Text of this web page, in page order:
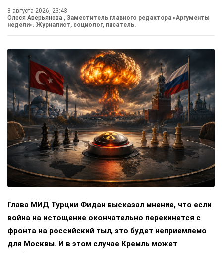
8 августа 2026, 23:43
Олеся Аверьянова , Заместитель главного редактора «Аргументы
недели». Журналист, социолог, писатель.
Глава МИД Турции Фидан высказал мнение, что если
война на истощение окончательно перекинется с
фронта на российский тыл, это будет неприемлемо
для Москвы. И в этом случае Кремль может